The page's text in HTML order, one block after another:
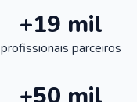
+19 mil
profissionais parceiros